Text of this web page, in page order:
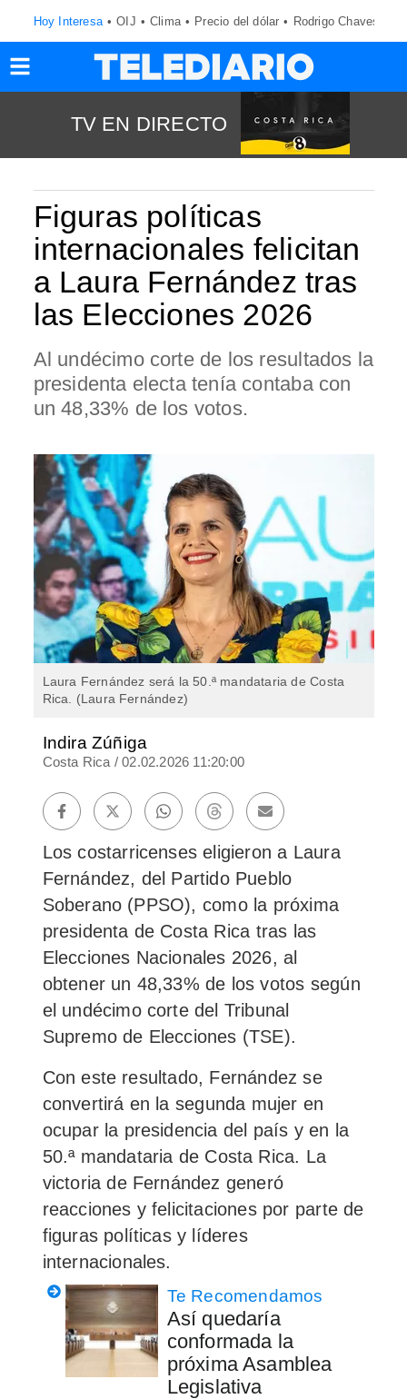
Hoy Interesa OIJ Clima Precio del dólar Rodrigo Chaves
TV EN DIRECTO
Figuras políticas
internacionales felicitan
a Laura Fernández tras
las Elecciones 2026
Al undécimo corte de los resultados la
presidenta electa tenía contaba con
un 48,33% de los votos.
Laura Fernández será la 50.ª mandataria de Costa
Rica. (Laura Fernández)
Indira Zúñiga
Costa Rica /02.02.2026 11:20:00
Los costarricenses eligieron a Laura
Fernández, del Partido Pueblo
Soberano (PPSO), como la próxima
presidenta de Costa Rica tras las
Elecciones Nacionales 2026, al
obtener un 48,33% de los votos según
el undécimo corte del Tribunal
Supremo de Elecciones (TSE).
Con este resultado, Fernández se
convertirá en la segunda mujer en
ocupar la presidencia del país y en la
50.ª mandataria de Costa Rica. La
victoria de Fernández generó
reacciones y felicitaciones por parte de
figuras políticas y líderes
internacionales.
Te Recomendamos
Así quedaría
conformada la
próxima Asamblea
Legislativa